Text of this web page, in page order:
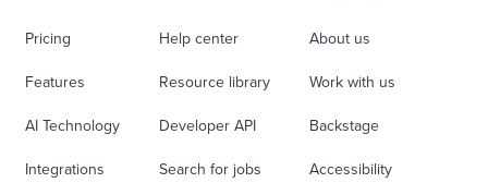
Pricing
Features
AI Technology
Integrations
Help center
Resource library
Developer API
Search for jobs
About us
Work with us
Backstage
Accessibility